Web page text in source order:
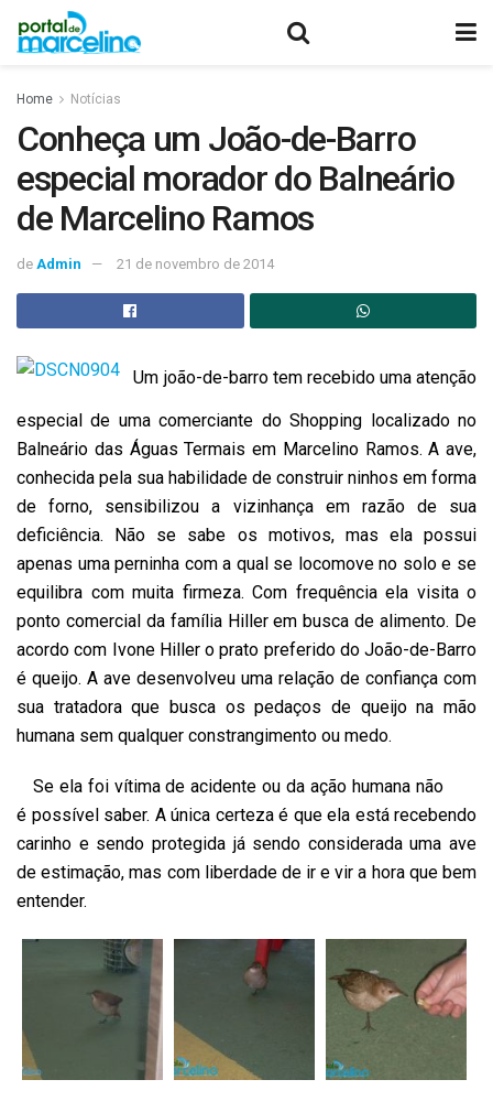
Home Notícias
Conheça um João-de-Barro
especial morador do Balneário
de Marcelino Ramos
de Admin 21 de novembro de 2014
Um joão-de-barro tem recebido uma atenção
especial de uma comerciante do Shopping localizado no
Balneário das Águas Termais em Marcelino Ramos. A ave,
conhecida pela sua habilidade de construir ninhos em forma
de forno, sensibilizou a vizinhança em razão de sua
deficiência. Não se sabe os motivos, mas ela possui
apenas uma perninha com a qual se locomove no solo e se
equilibra com muita firmeza. Com frequência ela visita o
ponto comercial da família Hiller em busca de alimento. De
acordo com Ivone Hiller o prato preferido do João-de-Barro
é queijo. A ave desenvolveu uma relação de confiança com
sua tratadora que busca os pedaços de queijo na mão
humana sem qualquer constrangimento ou medo.
Se ela foi vítima de acidente ou da ação humana não
é possível saber. A única certeza é que ela está recebendo
carinho e sendo protegida já sendo considerada uma ave
de estimação, mas com liberdade de ir e vir a hora que bem
entender.